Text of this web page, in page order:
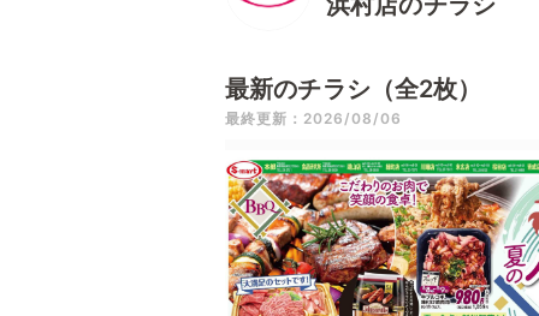
最新のチラシ（全2枚）
最終更新：2026/08/06